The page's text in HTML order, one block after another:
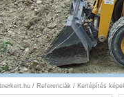
/ Referenciák / Kertépítés